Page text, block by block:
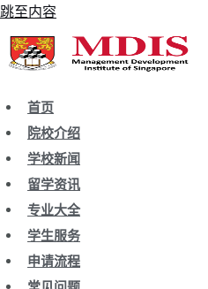
跳至内容
首页
院校介绍
学校新闻
留学资讯
专业大全
学生服务
申请流程